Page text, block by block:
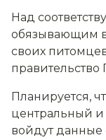
Над
обязывающим
своих
Планируется,
центральный и
войдут данные